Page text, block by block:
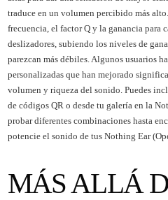
traduce en un volumen percibido más
frecuencia, el factor Q y la ganancia para
deslizadores, subiendo los niveles de
parezcan más débiles. Algunos usuarios
personalizadas que han mejorado
volumen y riqueza del sonido. Puedes
de códigos QR o desde tu galería en la
probar diferentes combinaciones hasta
potencie el sonido de tus Nothing Ear
MÁS ALLÁ